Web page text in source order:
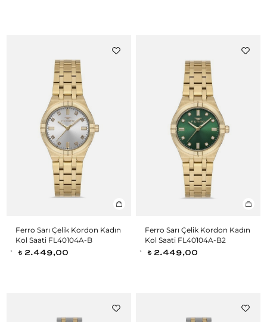
Ferro Sarı Çelik Kordon Kadın
Kol Saati FL40104A-B
t 2.449,00
Ferro Sarı Çelik Kordon Kadın
Kol Saati FL40104A-B2
t 2.449,00